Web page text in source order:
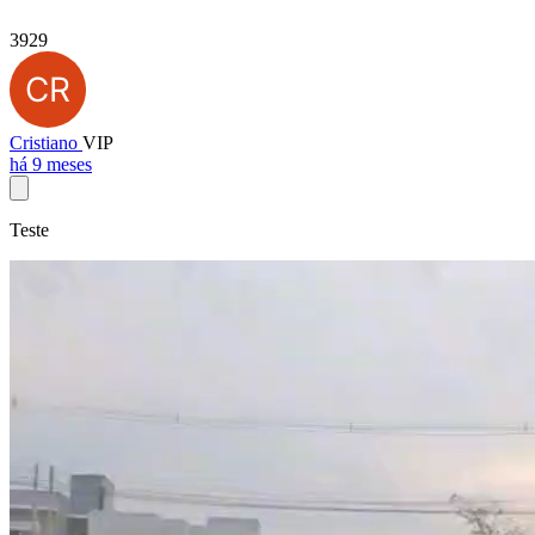
3929
Cristiano VIP
há 9 meses
Teste